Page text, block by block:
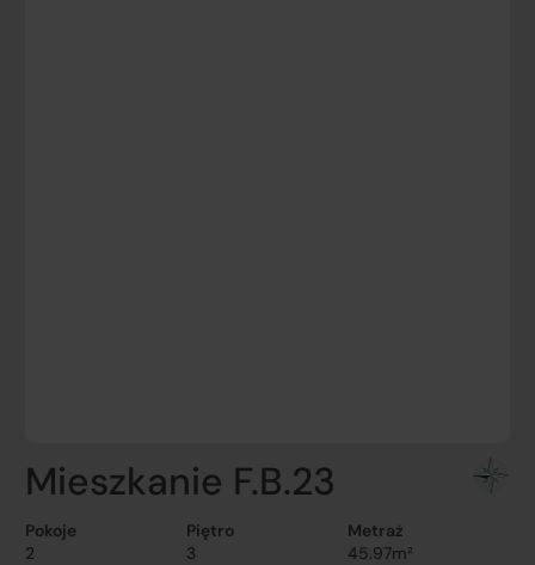
Mieszkanie F.B.23
Pokoje
2
Piętro
3
Metraż
45.97m²